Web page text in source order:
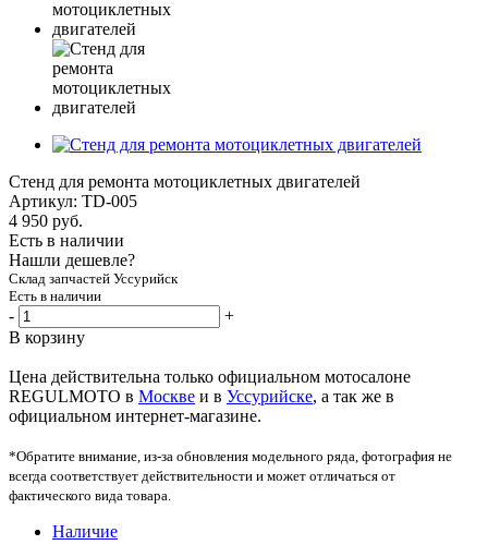
Стенд для ремонта мотоциклетных двигателей
Артикул: TD-005
4 950 руб.
Есть в наличии
Нашли дешевле?
Склад запчастей Уссурийск
Есть в наличии
-
+
В корзину
Цена действительна только официальном мотосалоне
REGULMOTO в Москве и в Уссурийске, а так же в
официальном интернет-магазине.
*Обратите внимание, из-за обновления модельного ряда, фотография не
всегда соответствует действительности и может отличаться от
фактического вида товара.
Наличие